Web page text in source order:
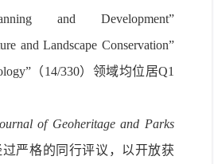
and Development”
and Landscape Conservation”
”（14/330） 领域均位居Q1
of Geoheritage and Parks
严格的同行评议， 以开放获